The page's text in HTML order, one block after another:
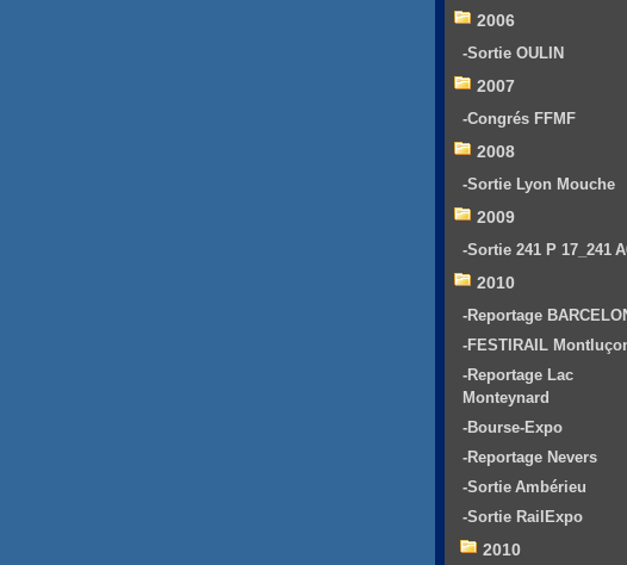
2006
-Sortie OULIN
2007
-Congrés FFMF
2008
-Sortie Lyon Mouche
2009
-Sortie 241 P 17_241
2010
-Reportage
-FESTIRAIL
-Reportage Lac
Monteynard
-Bourse-Expo
-Reportage Nevers
-Sortie Ambérieu
-Sortie RailExpo
2010